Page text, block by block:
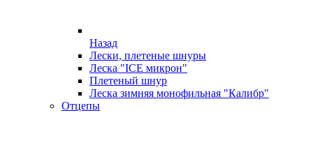
Назад
Лески, плетеные шнуры
Леска "ICE микрон"
Плетеный шнур
Леска зимняя монофильная "Калибр"
Отцепы